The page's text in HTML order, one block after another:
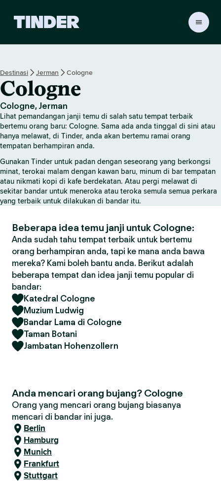
a
a
m
a
T
n
d
e
r
Destinasi Jerman Cologne
Cologne
Cologne, Jerman
Lihat pemandangan janji temu di salah satu tempat terbaik
bertemu orang baru: Cologne. Sama ada anda tinggal di sini atau
hanya melawat, di Tinder, anda akan bertemu ramai orang
tempatan berhampiran anda.
Gunakan Tinder untuk padan dengan seseorang yang berkongsi
minat, terokai malam dengan kawan baru, minum di bar tempatan
atau nikmati kopi di kafe berdekatan. Atau pergi melawat di
sekitar bandar untuk meneroka atau teroka semula semua perkara
yang terbaik untuk dilakukan di bandar itu.
Beberapa idea temu janji untuk Cologne:
Anda sudah tahu tempat terbaik untuk bertemu
orang berhampiran anda, tapi ke mana anda bawa
mereka? Kami boleh bantu anda. Berikut adalah
beberapa tempat dan idea janji temu popular di
bandar:
Katedral Cologne
Muzium Ludwig
Bandar Lama di Cologne
Taman Botani
Jambatan Hohenzollern
Anda mencari orang bujang? Cologne
Orang yang mencari orang bujang biasanya
mencari di bandar ini juga.
Berlin
Hamburg
Munich
Frankfurt
Stuttgart